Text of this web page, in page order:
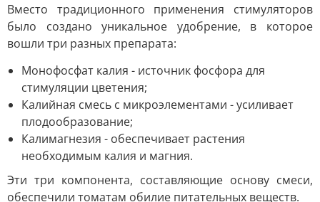
Вместо традиционного применения стимуляторов
было создано уникальное удобрение, в которое
вошли три разных препарата:
Монофосфат калия - источник фосфора для
стимуляции цветения;
Калийная смесь с микроэлементами - усиливает
плодообразование;
Калимагнезия - обеспечивает растения
необходимым калия и магния.
Эти три компонента, составляющие основу смеси,
обеспечили томатам обилие питательных веществ.